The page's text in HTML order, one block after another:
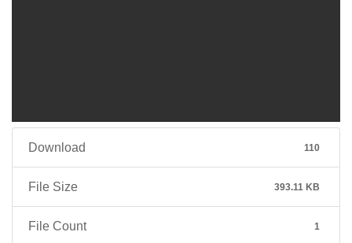
Download 110
File Size 393.11 KB
File Count 1